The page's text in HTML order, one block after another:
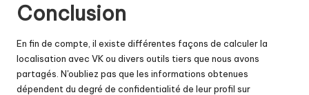
Conclusion
En fin de compte, il existe différentes façons de calculer la
localisation avec VK ou divers outils tiers que nous avons
partagés. N'oubliez pas que les informations obtenues
dépendent du degré de confidentialité de leur profil sur